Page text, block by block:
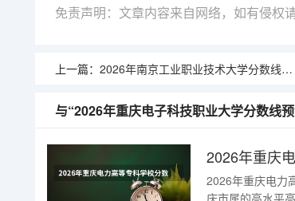
免责声明：文章内容来自网络，如有侵权
上一篇： 2026年南京工业职业技术大学分数线预测及往年分数参考
与“2026年重庆电子科技职业大学分数线
2026年重庆电力
庆市属的高水平